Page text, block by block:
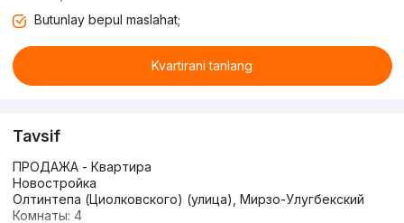
Butunlay bepul maslahat;
Kvartirani tanlang
Tavsif
ПРОДAЖA - Квартира
Новостройка
Олтинтепа (Циолковского) (улица), Мирзо-Улугбекский
Комнаты: 4